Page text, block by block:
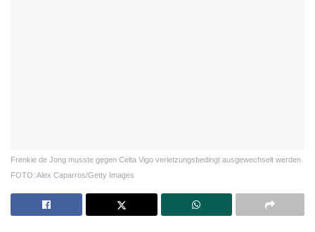
Frenkie de Jong musste gegen Celta Vigo verletzungsbedingt ausgewechselt werden.
FOTO: Alex Caparros/Getty Images